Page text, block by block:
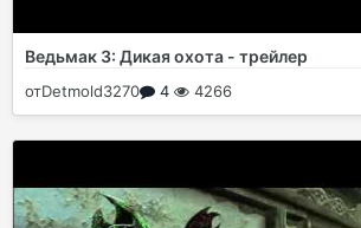
Ведьмак 3: Дикая охота - трейлер
отDetmold3270 4 4266